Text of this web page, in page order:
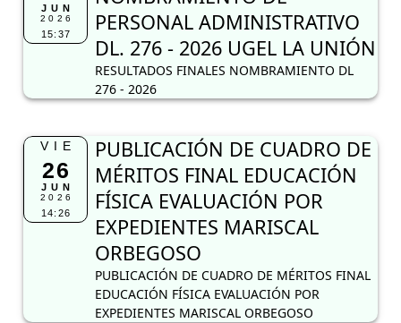
JUN
2026
15:37
PERSONAL ADMINISTRATIVO
DL. 276 - 2026 UGEL LA UNIÓN
RESULTADOS FINALES NOMBRAMIENTO DL
276 - 2026
VIE
26
JUN
2026
14:26
PUBLICACIÓN DE CUADRO DE
MÉRITOS FINAL EDUCACIÓN
FÍSICA EVALUACIÓN POR
EXPEDIENTES MARISCAL
ORBEGOSO
PUBLICACIÓN DE CUADRO DE MÉRITOS FINAL
EDUCACIÓN FÍSICA EVALUACIÓN POR
EXPEDIENTES MARISCAL ORBEGOSO